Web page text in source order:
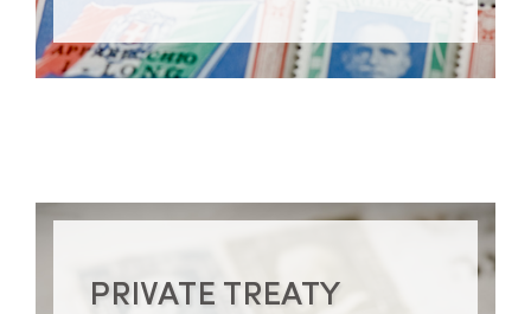
PRIVATE TREATY